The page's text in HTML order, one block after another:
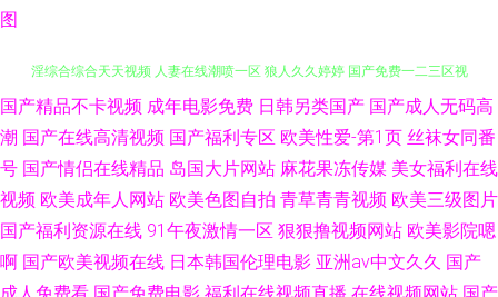
图
91国精品啪 欧洲日韩国产在线 91视频下载导航 五月丁香色网 99草99操 色
淫综合综合天天视频 人妻在线潮喷一区 狼人久久婷婷 国产免费一二三区视
频 国产乱码中文在线观看 97人妻人人干 91传媒学生妹白丝 青青草66视频
在线视频97 欧美黄色电影一级片a片 成人污网站 国产一区二区毛片网站 av
国产精品不卡视频 成年电影免费 日韩另类国产 国产成人无码高
潮 国产在线高清视频 国产福利专区 欧美性爱-第1页 丝袜女同番
号 国产情侣在线精品 岛国大片网站 麻花果冻传媒 美女福利在线
视频 欧美成年人网站 欧美色图自拍 青草青青视频 欧美三级图片
国产福利资源在线 91午夜激情一区 狠狠撸视频网站 欧美影院嗯
啊 国产欧美视频在线 日本韩国伦理电影 亚洲av中文久久 国产